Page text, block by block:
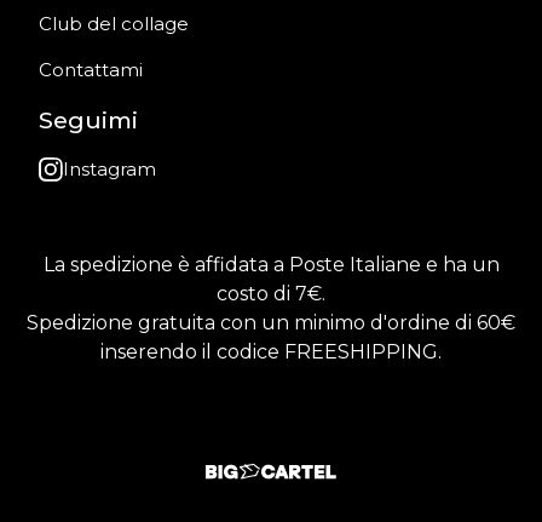
Club del collage
Contattami
Seguimi
Instagram
La spedizione è affidata a Poste Italiane e ha un
costo di 7€.
Spedizione gratuita con un minimo d'ordine di 60€
inserendo il codice FREESHIPPING.